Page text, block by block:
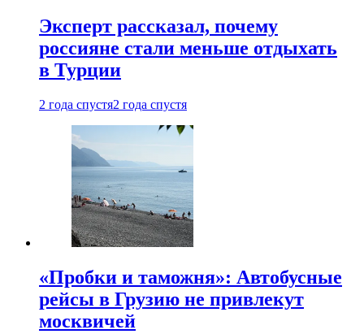
Эксперт рассказал, почему
россияне стали меньше отдыхать
в Турции
2 года спустя2 года спустя
«Пробки и таможня»: Автобусные
рейсы в Грузию не привлекут
москвичей